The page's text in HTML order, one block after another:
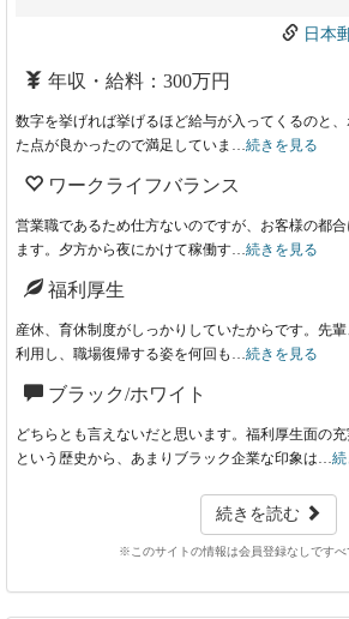
日本
年収・給料：300万円
数字を挙げれば挙げるほど給与が入ってくるのと
た点が良かったので満足していま… 続きを見る
ワークライフバランス
営業職であるため仕方ないのですが、お客様の都
ます。夕方から夜にかけて稼働す… 続きを見る
福利厚生
産休、育休制度がしっかりしていたからです。先
利用し、職場復帰する姿を何回も… 続きを見る
ブラック/ホワイト
どちらとも言えないだと思います。福利厚生面の
という歴史から、あまりブラック企業な印象は… 続
続きを読む
※このサイトの情報は会員登録なしですべ